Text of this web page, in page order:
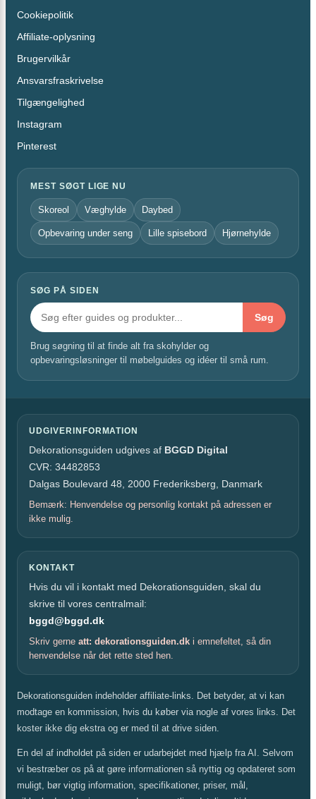
Cookiepolitik
Affiliate-oplysning
Brugervilkår
Ansvarsfraskrivelse
Tilgængelighed
Instagram
Pinterest
MEST SØGT LIGE NU
Skoreol Væghylde Daybed
Opbevaring under seng Lille spisebord Hjørnehylde
SØG PÅ SIDEN
Søg
Brug søgning til at finde alt fra skohylder og
opbevaringsløsninger til møbelguides og idéer til små rum.
UDGIVERINFORMATION
Dekorationsguiden udgives af BGGD Digital
CVR: 34482853
Dalgas Boulevard 48, 2000 Frederiksberg, Danmark
Bemærk: Henvendelse og personlig kontakt på adressen er
ikke mulig.
KONTAKT
Hvis du vil i kontakt med Dekorationsguiden, skal du
skrive til vores centralmail:
bggd@bggd.dk
Skriv gerne att: dekorationsguiden.dk i emnefeltet, så din
henvendelse når det rette sted hen.
Dekorationsguiden indeholder affiliate-links. Det betyder, at vi kan
modtage en kommission, hvis du køber via nogle af vores links. Det
koster ikke dig ekstra og er med til at drive siden.
En del af indholdet på siden er udarbejdet med hjælp fra AI. Selvom
vi bestræber os på at gøre informationen så nyttig og opdateret som
muligt, bør vigtig information, specifikationer, priser, mål,